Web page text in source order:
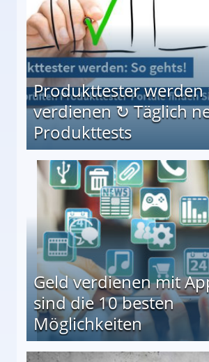
Produkttester werden
verdienen ↻ Täglich
Produkttests
↻ Täglich neue Produkttests
Geld verdienen mit
sind die 10 besten
Möglichkeiten
besten Möglichkeiten